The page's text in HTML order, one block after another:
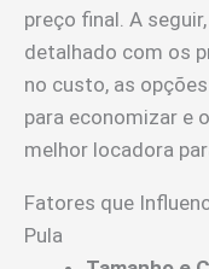
preço final. A
detalhado com os
no custo, as
para economizar e
melhor locadora
Fatores que
Pula